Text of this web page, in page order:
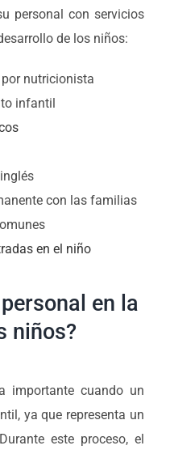
personal con servicios
de los niños:
nutricionista
infantil
con las familias
en el niño
en la
niños?
importante cuando un
ya que representa un
este proceso, el